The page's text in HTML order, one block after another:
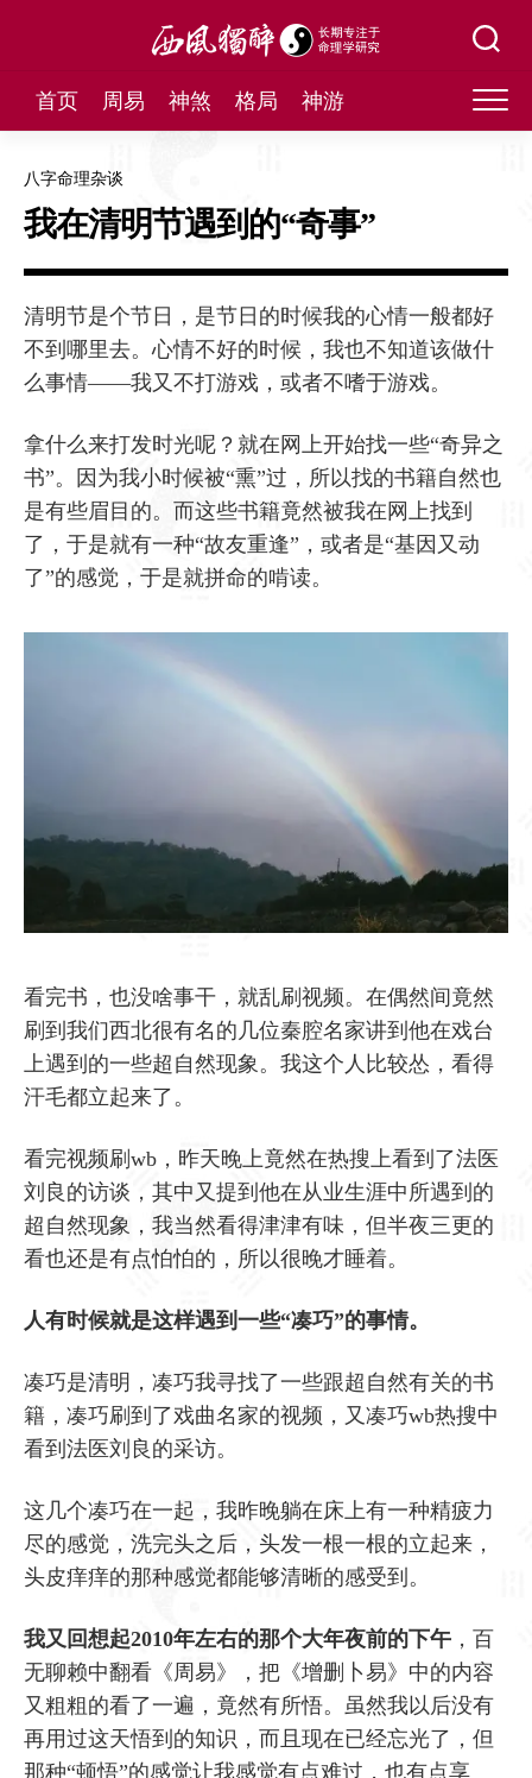
首页 周易 神煞 格局 神游
八字命理杂谈
我在清明节遇到的“奇事”
清明节是个节日，是节日的时候我的心情一般都好
不到哪里去。心情不好的时候，我也不知道该做什
么事情——我又不打游戏，或者不嗜于游戏。
拿什么来打发时光呢？就在网上开始找一些“奇异之
书”。因为我小时候被“熏”过，所以找的书籍自然也
是有些眉目的。而这些书籍竟然被我在网上找到
了，于是就有一种“故友重逢”，或者是“基因又动
了”的感觉，于是就拼命的啃读。
看完书，也没啥事干，就乱刷视频。在偶然间竟然
刷到我们西北很有名的几位秦腔名家讲到他在戏台
上遇到的一些超自然现象。我这个人比较怂，看得
汗毛都立起来了。
看完视频刷wb，昨天晚上竟然在热搜上看到了法医
刘良的访谈，其中又提到他在从业生涯中所遇到的
超自然现象，我当然看得津津有味，但半夜三更的
看也还是有点怕怕的，所以很晚才睡着。
人有时候就是这样遇到一些“凑巧”的事情。
凑巧是清明，凑巧我寻找了一些跟超自然有关的书
籍，凑巧刷到了戏曲名家的视频，又凑巧wb热搜中
看到法医刘良的采访。
这几个凑巧在一起，我昨晚躺在床上有一种精疲力
尽的感觉，洗完头之后，头发一根一根的立起来，
头皮痒痒的那种感觉都能够清晰的感受到。
我又回想起2010年左右的那个大年夜前的下午 ，百
无聊赖中翻看《周易》，把《增删卜易》中的内容
又粗粗的看了一遍，竟然有所悟。虽然我以后没有
再用过这天悟到的知识，而且现在已经忘光了，但
那种“顿悟”的感觉让我感觉有点难过，也有点享